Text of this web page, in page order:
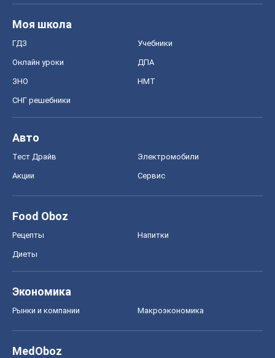
Моя школа
ГДЗ Учебники
Онлайн уроки ДПА
ЗНО НМТ
СНГ решебники
Авто
Тест Драйв Электромобили
Акции Сервис
Food Oboz
Рецепты Напитки
Диеты
Экономика
Рынки и компании Mакроэкономика
MedOboz